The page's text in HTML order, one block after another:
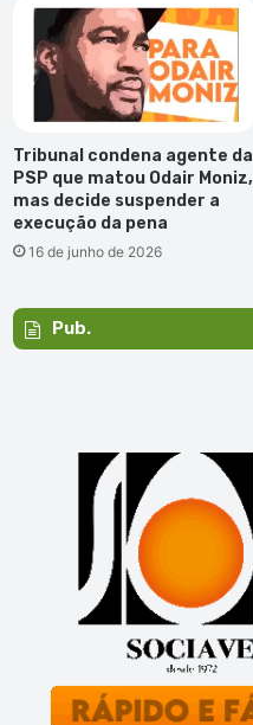
Tribunal condena agente da
PSP que matou Odair Moniz,
mas decide suspender a
execução da pena
16 de junho de 2026
Pub.